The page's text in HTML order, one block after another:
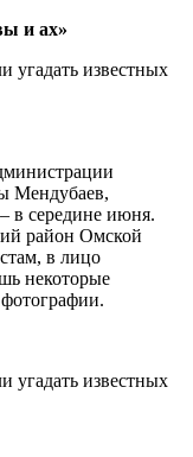
и ах»
Мендубаев,
в середине июня.
район Омской
в лицо
некоторые